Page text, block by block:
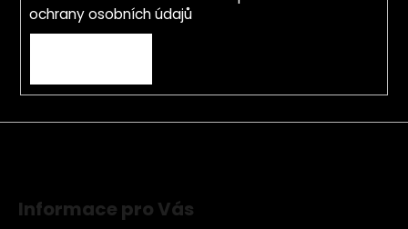
ochrany osobních údajů
Informace pro Vás